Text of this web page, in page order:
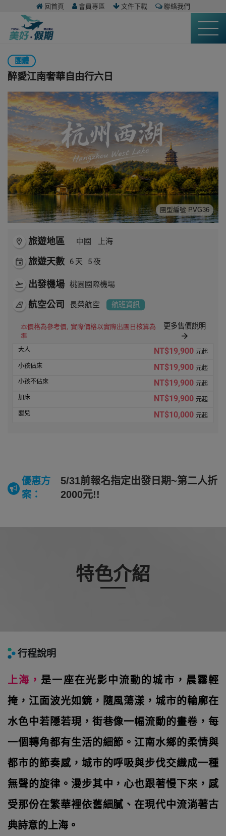
回首頁 會員專區 文件下載 聯絡我們
團體
醉愛江南奢華自由行六日
團型編號 PVG36
room 旅遊地區 中國 上海
event 旅遊天數 6 天 5夜
flight_takeoff 出發機場 桃園國際機場
airlines 航空公司 長榮航空 航班資訊
本價格為參考價, 實際價格以實際出團日核算為
準
更多售價說明
arrow_forward
NT$19,900 元起
NT$19,900 元起
NT$19,900 元起
NT$19,900 元起
NT$10,000 元起
優惠方
案：
5/31前報名指定出發日期~第二人折
2000元!!
特色介紹
行程說明
上海， 是一座在光影中流動的城市，晨霧輕
掩，江面波光如鏡，隨風蕩漾，城市的輪廓在
水色中若隱若現，街巷像一幅流動的畫卷，每
一個轉角都有生活的細節。江南水鄉的柔情與
都市的節奏感，城市的呼吸與步伐交織成一種
無聲的旋律。漫步其中，心也跟著慢下來，感
受那份在繁華裡依舊細膩、在現代中流淌著古
典詩意的上海。